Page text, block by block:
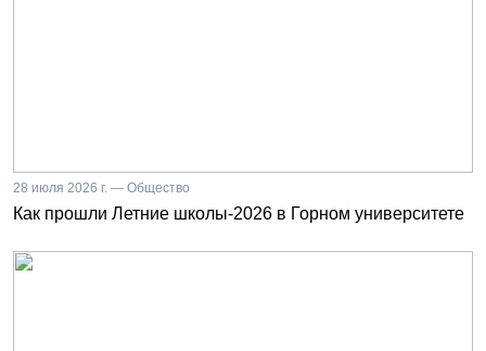
28 июля 2026 г. — Общество
Как прошли Летние школы-2026 в Горном университете